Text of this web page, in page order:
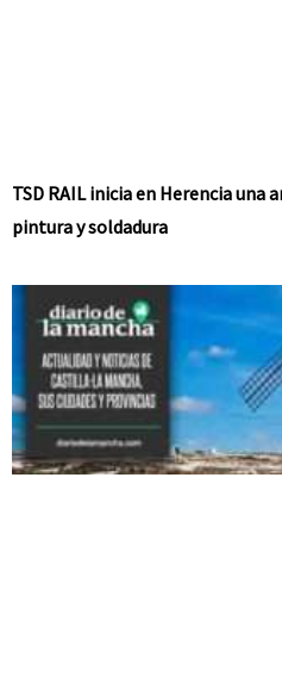
TSD RAIL inicia en Herencia una
pintura y soldadura